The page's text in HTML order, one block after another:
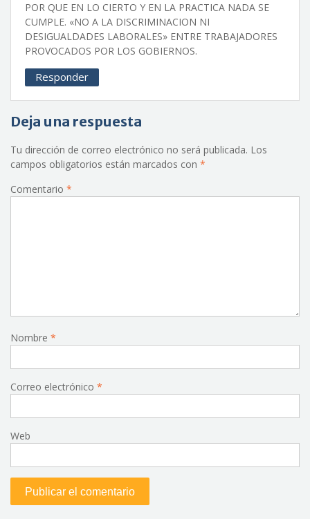
POR QUE EN LO CIERTO Y EN LA PRACTICA NADA SE
CUMPLE. «NO A LA DISCRIMINACION NI
DESIGUALDADES LABORALES» ENTRE TRABAJADORES
PROVOCADOS POR LOS GOBIERNOS.
Responder
Deja una respuesta
Tu dirección de correo electrónico no será publicada. Los
campos obligatorios están marcados con *
Comentario *
Nombre *
Correo electrónico *
Web